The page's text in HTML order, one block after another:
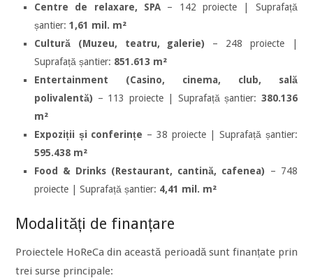
Centre de relaxare, SPA– 142 proiecte | Suprafață
șantier: 1,61 mil. m²
Cultură (Muzeu, teatru, galerie) – 248 proiecte |
Suprafață șantier: 851.613 m²
Entertainment (Casino, cinema, club, sală
polivalentă) – 113 proiecte | Suprafață șantier: 380.136
m²
Expoziții și conferințe – 38 proiecte | Suprafață șantier:
595.438 m²
Food & Drinks (Restaurant, cantină, cafenea) – 748
proiecte | Suprafață șantier: 4,41 mil. m²
Modalități de finanțare
Proiectele HoReCa din această perioadă sunt finanțate prin
trei surse principale: